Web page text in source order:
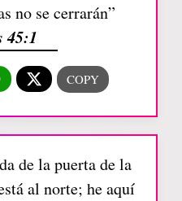
no se cerrarán”
45:1
de la puerta de la
al norte; he aquí